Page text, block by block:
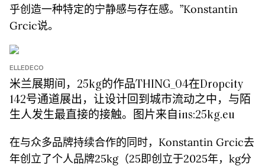
乎创造一种特定的宁静感与存在感。”Konstantin
Grcic说。
ELLEDECO
米兰展期间，25kg的作品THING_04在Dropcity
142号通道展出，让设计回到城市流动之中，与陌
生人发生最直接的接触。图片来自ins:25kg.eu
在与众多品牌持续合作的同时，Konstantin Grcic去
年创立了个人品牌25kg（25即创立于2025年，kg分